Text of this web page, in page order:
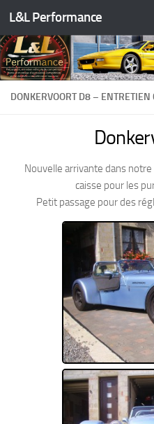
Skip to content
L&L Performance
DONKERVOORT D8 – ENTRETIEN
Nouvelle arrivante dans
caisse pour les
Petit passage pour des